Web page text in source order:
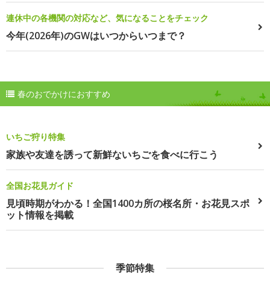
連休中の各機関の対応など、気になることをチェック
今年(2026年)のGWはいつからいつまで？
春のおでかけにおすすめ
いちご狩り特集
家族や友達を誘って新鮮ないちごを食べに行こう
全国お花見ガイド
見頃時期がわかる！全国1400カ所の桜名所・お花見スポ
ット情報を掲載
季節特集